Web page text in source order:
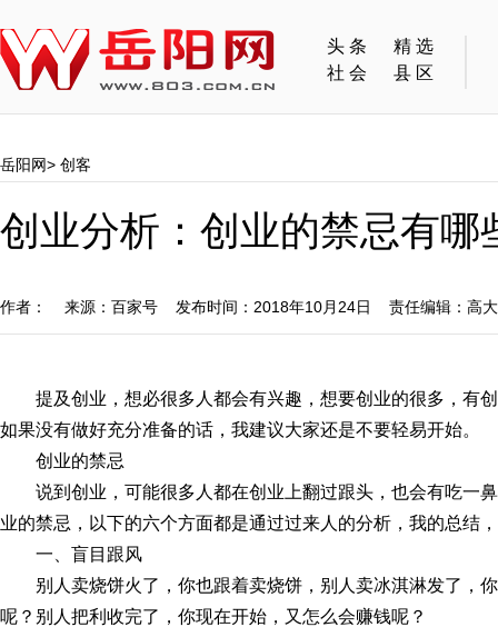
头条
精选
社会
县区
岳阳网> 创客
创业分析：创业的禁忌有
作者： 来源：百家号 发布时间：2018年10月24日 责任编辑：高
提及创业，想必很多人都会有兴趣，想要创业的很多，有
如果没有做好充分准备的话，我建议大家还是不要轻易开始。
创业的禁忌
说到创业，可能很多人都在创业上翻过跟头，也会有吃一
业的禁忌，以下的六个方面都是通过过来人的分析，我的总结
一、盲目跟风
别人卖烧饼火了，你也跟着卖烧饼，别人卖冰淇淋发了，
呢？别人把利收完了，你现在开始，又怎么会赚钱呢？